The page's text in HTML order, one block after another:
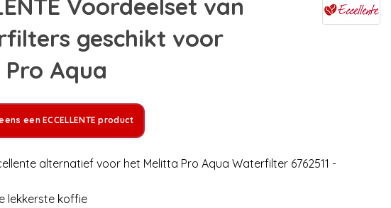
Voordeelset van
geschikt voor
Aqua
een ECCELLENTE product
alternatief voor het Melitta Pro Aqua Waterfilter 6762511 -
lekkerste koffie